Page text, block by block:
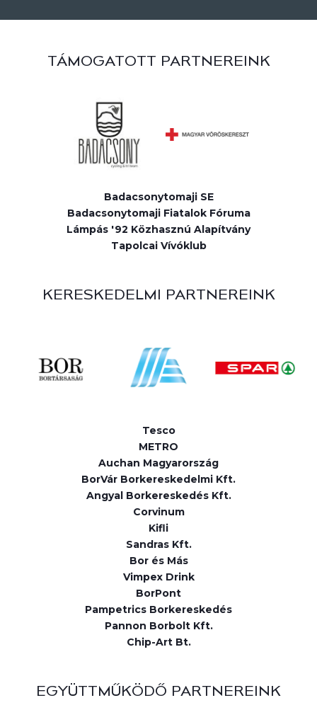
TÁMOGATOTT PARTNEREINK
Badacsonytomaji SE
Badacsonytomaji Fiatalok Fóruma
Lámpás '92 Közhasznú Alapítvány
Tapolcai Vívóklub
KERESKEDELMI PARTNEREINK
Tesco
METRO
Auchan Magyarország
BorVár Borkereskedelmi Kft.
Angyal Borkereskedés Kft.
Corvinum
Kifli
Sandras Kft.
Bor és Más
Vimpex Drink
BorPont
Pampetrics Borkereskedés
Pannon Borbolt Kft.
Chip-Art Bt.
EGYÜTTMŰKÖDŐ PARTNEREINK